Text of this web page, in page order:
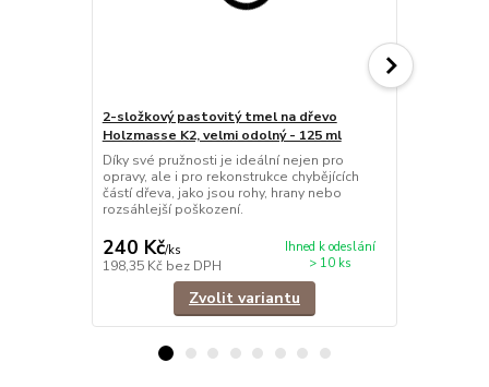
2-složkový pastovitý tmel na dřevo
Holzmasse K2, velmi odolný - 125 ml
Díky své pružnosti je ideální nejen pro
opravy, ale i pro rekonstrukce chybějících
částí dřeva, jako jsou rohy, hrany nebo
rozsáhlejší poškození.
240 Kč/ks
198,35 Kč bez DPH
Ihned k odeslání
> 10 ks
Zvolit variantu